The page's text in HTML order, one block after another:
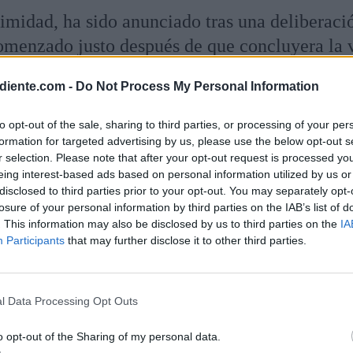
- Do Not Process My Personal Information
opt-out of the sale, sharing to third parties, or processing of your
for targeted advertising by us, please use the below opt-out
selection. Please note that after your opt-out request is processed
interest-based ads based on personal information utilized by us
to third parties prior to your opt-out. You may separately
of your personal information by third parties on the IAB’s list of
This information may also be disclosed by us to third parties on the
Participants that may further disclose it to other third parties.
Data Processing Opt Outs
opt-out of the Sharing of my personal data.
ha sido anunciado tras una
justo después de que concluyera la
de la Sala Segunda han
defensas.
Andrés Martínez Arrieta, sostiene
de trato vejatorio y actuación conjunta
probados de la resolución de primera
En su fallo, el Alto Tribunal entiende
se hizo de estos hechos -abuso sexual en
ya que concurren las citadas
El Supremo especifica que ese trato
víctima se reflejó en que los condenados